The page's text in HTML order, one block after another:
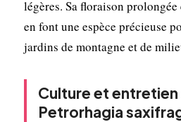
légères. Sa floraison
en font une espèce précieuse
jardins de montagne et de
Culture et entretien
Petrorhagia